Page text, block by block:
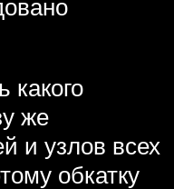
какого
же
и узлов всех
обкатку